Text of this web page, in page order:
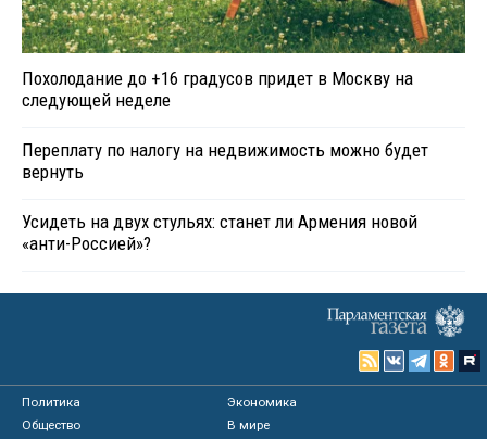
Похолодание до +16 градусов придет в Москву на
следующей неделе
Переплату по налогу на недвижимость можно будет
вернуть
Усидеть на двух стульях: станет ли Армения новой
«анти-Россией»?
Политика
Экономика
Общество
В мире